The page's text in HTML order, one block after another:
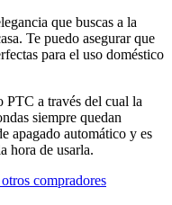
que buscas a la
Te puedo asegurar que
para el uso doméstico
PTC a través del cual la
siempre quedan
apagado automático y es
hora de usarla.
compradores